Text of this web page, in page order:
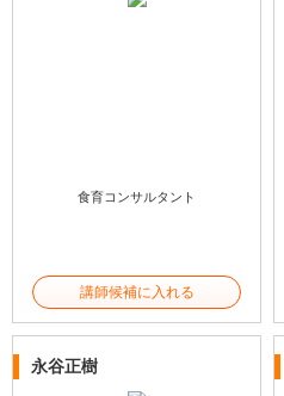
食育コンサルタント
講師候補に入れる
永谷正樹